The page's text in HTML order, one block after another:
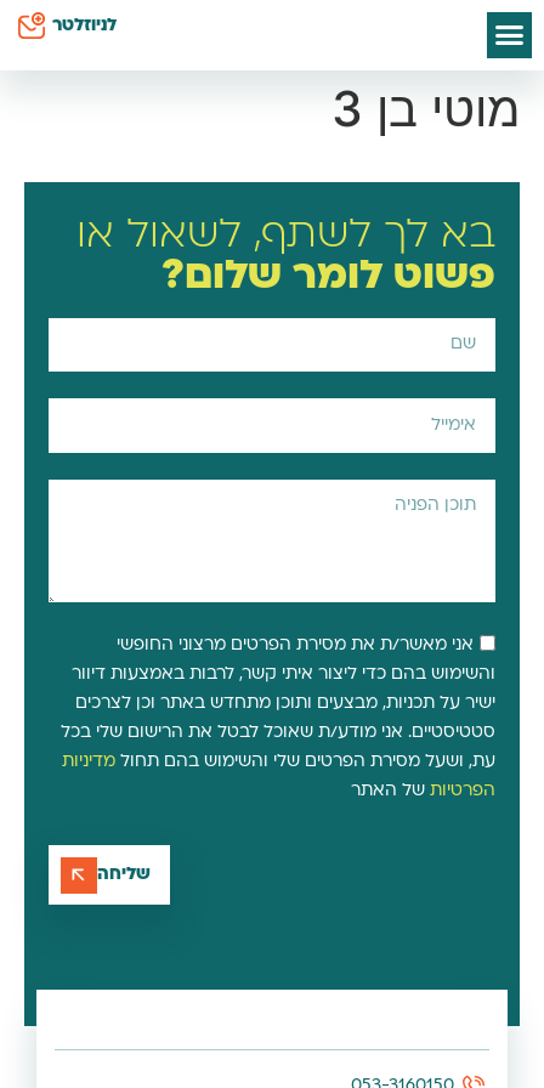
לתוכן
לניוזלטר
מוטי בן 3
בא לך לשתף, לשאול או
פשוט לומר שלום?
אני מאשר/ת את מסירת הפרטים מרצוני החופשי
והשימוש בהם כדי ליצור איתי קשר, לרבות באמצעות דיוור
ישיר על תכניות, מבצעים ותוכן מתחדש באתר וכן לצרכים
סטטיסטיים. אני מודע/ת שאוכל לבטל את הרישום שלי בכל
עת, ושעל מסירת הפרטים שלי והשימוש בהם תחול מדיניות
הפרטיות של האתר
שליחה